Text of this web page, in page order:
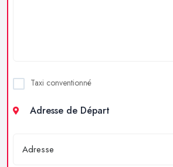
Taxi conventionné
Adresse de Départ